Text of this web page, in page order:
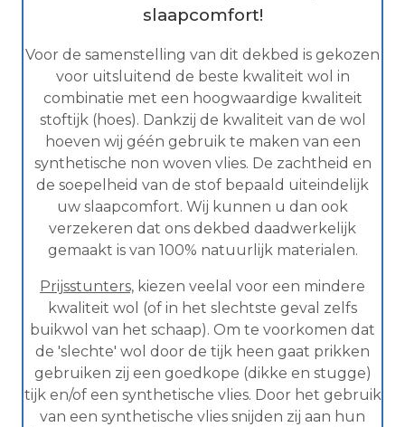
slaapcomfort!
Voor de samenstelling van dit dekbed is gekozen
voor uitsluitend de beste kwaliteit wol in
combinatie met een hoogwaardige kwaliteit
stoftijk (hoes). Dankzij de kwaliteit van de wol
hoeven wij géén gebruik te maken van een
synthetische non woven vlies. De zachtheid en
de soepelheid van de stof bepaald uiteindelijk
uw slaapcomfort. Wij kunnen u dan ook
verzekeren dat ons dekbed daadwerkelijk
gemaakt is van 100% natuurlijk materialen.
Prijsstunters, kiezen veelal voor een mindere
kwaliteit wol (of in het slechtste geval zelfs
buikwol van het schaap). Om te voorkomen dat
de 'slechte' wol door de tijk heen gaat prikken
gebruiken zij een goedkope (dikke en stugge)
tijk en/of een synthetische vlies. Door het gebruik
van een synthetische vlies snijden zij aan hun